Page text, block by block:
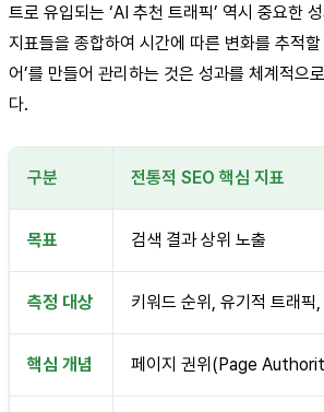
트로 유입되는 ‘AI 추천 트래픽’ 역시 중요한
지표들을 종합하여 시간에 따른 변화를 추적
어’를 만들어 관리하는 것은 성과를 체계적으
다.
구분 전통적 SEO 핵심 지표
목표 검색 결과 상위 노출
측정 대상 키워드 순위, 유기적 트래픽
핵심 개념 페이지 권위(Page